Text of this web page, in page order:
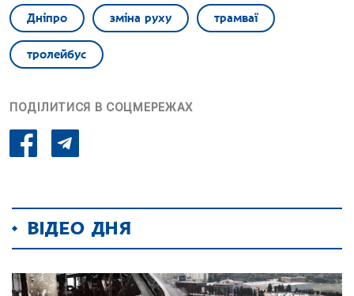
Дніпро зміна руху трамваї
тролейбус
ПОДІЛИТИСЯ В СОЦМЕРЕЖАХ
ВІДЕО ДНЯ